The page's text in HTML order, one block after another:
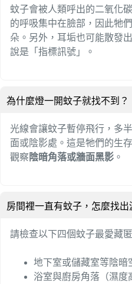
蚊子會被人類呼出的二氧化
的呼吸集中在臉部，因此牠
朵。另外，耳垢也可能散發
說是「指標訊號」。
為什麼燈一開蚊子就找不到？
光線會讓蚊子暫停飛行，多
面或陰影處。這是牠們的生
觀察 陰暗角落或牆面黑影。
房間裡一直有蚊子，怎麼找出
請檢查以下四個蚊子最愛藏匿
地下室或儲藏室等陰暗
浴室與廚房角落（濕度